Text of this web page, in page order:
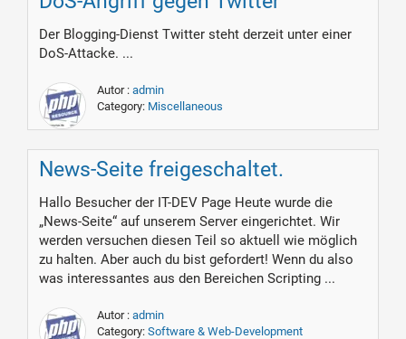
Der Blogging-Dienst Twitter steht derzeit unter einer
DoS-Attacke. ...
Autor : admin
Category: Miscellaneous
News-Seite freigeschaltet.
Hallo Besucher der IT-DEV Page Heute wurde die
„News-Seite“ auf unserem Server eingerichtet. Wir
werden versuchen diesen Teil so aktuell wie möglich
zu halten. Aber auch du bist gefordert! Wenn du also
was interessantes aus den Bereichen Scripting ...
Autor : admin
Category: Software & Web-Development